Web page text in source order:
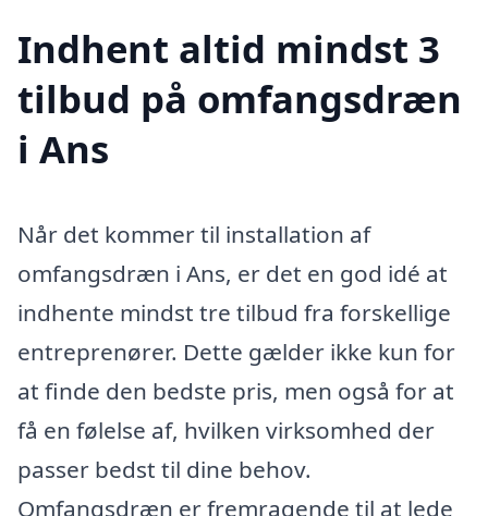
Indhent altid mindst 3
tilbud på omfangsdræn
i Ans
Når det kommer til installation af
omfangsdræn i Ans, er det en god idé at
indhente mindst tre tilbud fra forskellige
entreprenører. Dette gælder ikke kun for
at finde den bedste pris, men også for at
få en følelse af, hvilken virksomhed der
passer bedst til dine behov.
Omfangsdræn er fremragende til at lede